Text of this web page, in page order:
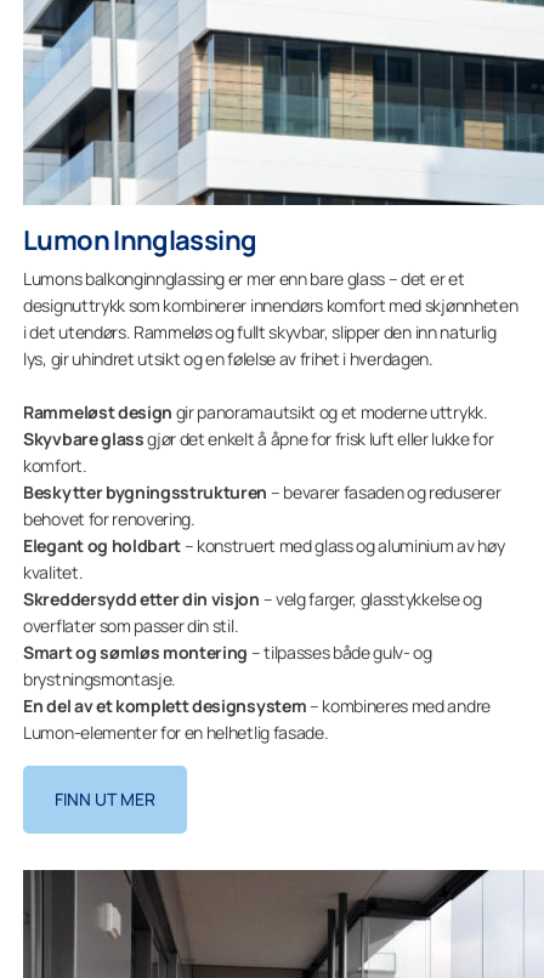
Lumon Innglassing
Lumons balkonginnglassing er mer enn bare glass – det er et
designuttrykk som kombinerer innendørs komfort med skjønnheten
i det utendørs. Rammeløs og fullt skyvbar, slipper den inn naturlig
lys, gir uhindret utsikt og en følelse av frihet i hverdagen.
Rammeløst design gir panoramautsikt og et moderne uttrykk.
Skyvbare glassgjør det enkelt å åpne for frisk luft eller lukke for
komfort.
Beskytter bygningsstrukturen – bevarer fasaden og reduserer
behovet for renovering.
Elegant og holdbart– konstruert med glass og aluminium av høy
kvalitet.
Skreddersydd etter din visjon – velg farger, glasstykkelse og
overflater som passer din stil.
Smart og sømløs montering – tilpasses både gulv- og
brystningsmontasje.
En del av et komplett designsystem– kombineres med andre
Lumon-elementer for en helhetlig fasade.
FINN UT MER